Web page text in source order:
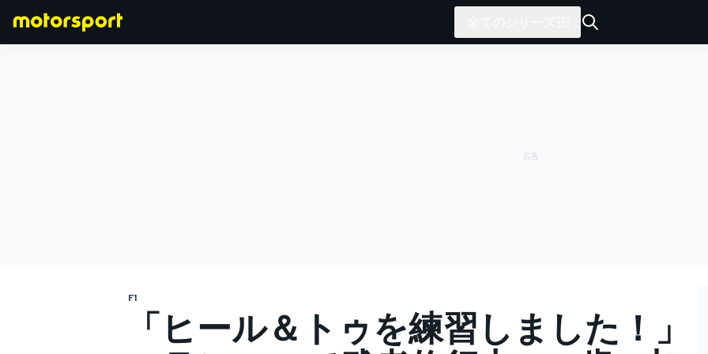
F1
「ヒール＆トゥを練習しました！」